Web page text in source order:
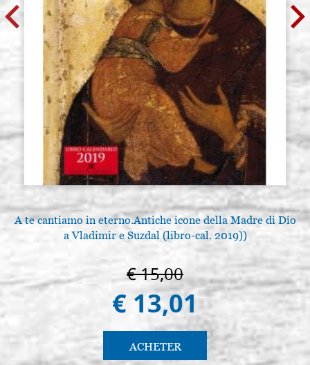
A te cantiamo in eterno.Antiche icone della Madre di Dio
a Vladimir e Suzdal (libro-cal. 2019))
€ 15,00
€ 13,01
ACHETER